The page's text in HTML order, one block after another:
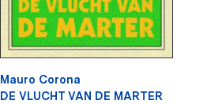
Mauro Corona
DE VLUCHT VAN DE MARTER